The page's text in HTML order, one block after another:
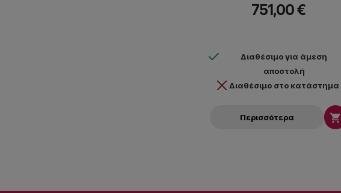
751,00 €
Διαθέσιμο για άμεση
αποστολή
Διαθέσιμο στο κατάστημα
Περισσότερα 